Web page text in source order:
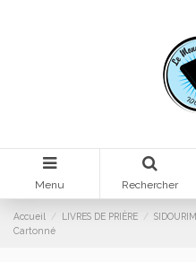
Menu Rechercher
Accueil LIVRES DE PRIÈRE SIDOURIM
Cartonné